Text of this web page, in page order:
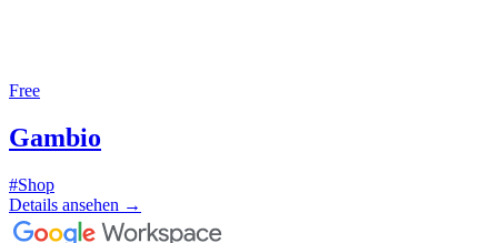
Free
Gambio
#Shop
Details ansehen →